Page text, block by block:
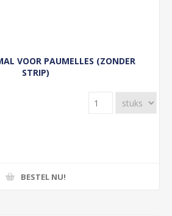
VOOR PAUMELLES (ZONDER
STRIP)
BESTEL NU!